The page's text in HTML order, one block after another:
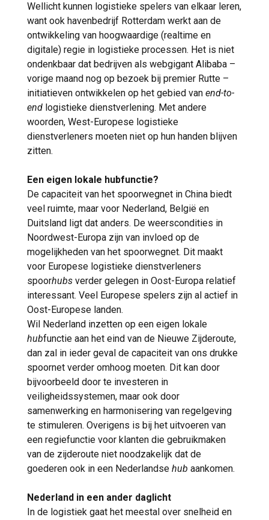
Wellicht kunnen logistieke spelers van elkaar leren,
want ook havenbedrijf Rotterdam werkt aan de
ontwikkeling van hoogwaardige (realtime en
digitale) regie in logistieke processen. Het is niet
ondenkbaar dat bedrijven als webgigant Alibaba –
vorige maand nog op bezoek bij premier Rutte –
initiatieven ontwikkelen op het gebied van end-to-
end logistieke dienstverlening. Met andere
woorden, West-Europese logistieke
dienstverleners moeten niet op hun handen blijven
zitten.
Een eigen lokale hubfunctie?
De capaciteit van het spoorwegnet in China biedt
veel ruimte, maar voor Nederland, België en
Duitsland ligt dat anders. De weerscondities in
Noordwest-Europa zijn van invloed op de
mogelijkheden van het spoorwegnet. Dit maakt
voor Europese logistieke dienstverleners
spoorhubs verder gelegen in Oost-Europa relatief
interessant. Veel Europese spelers zijn al actief in
Oost-Europese landen.
Wil Nederland inzetten op een eigen lokale
hubfunctie aan het eind van de Nieuwe Zijderoute,
dan zal in ieder geval de capaciteit van ons drukke
spoornet verder omhoog moeten. Dit kan door
bijvoorbeeld door te investeren in
veiligheidssystemen, maar ook door
samenwerking en harmonisering van regelgeving
te stimuleren. Overigens is bij het uitvoeren van
een regiefunctie voor klanten die gebruikmaken
van de zijderoute niet noodzakelijk dat de
goederen ook in een Nederlandse hub aankomen.
Nederland in een ander daglicht
In de logistiek gaat het meestal over snelheid en